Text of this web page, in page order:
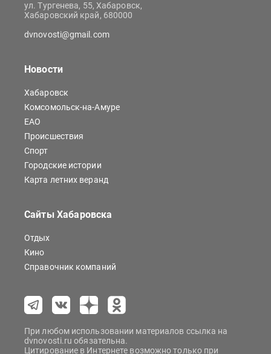
ул. Тургенева, 55, Хабаровск,
Хабаровский край, 680000
dvnovosti@gmail.com
Новости
Хабаровск
Комсомольск-на-Амуре
ЕАО
Происшествия
Спорт
Городские истории
Карта летних веранд
Сайты Хабаровска
Отдых
Кино
Справочник компаний
При любом использовании материалов ссылка на
dvnovosti.ru обязательна.
Цитирование в Интернете возможно только при